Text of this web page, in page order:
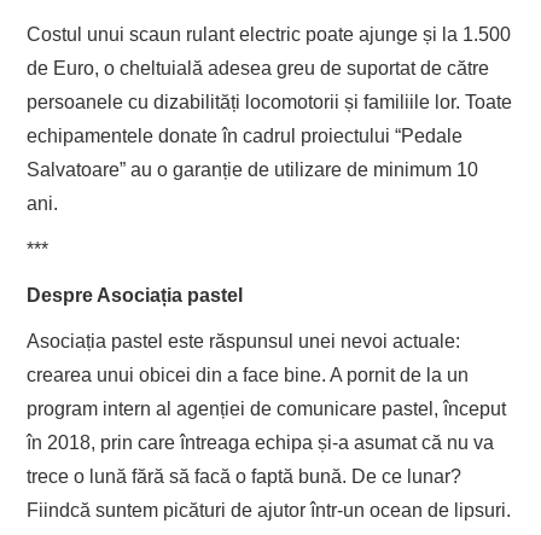
Costul unui scaun rulant electric poate ajunge și la 1.500
de Euro, o cheltuială adesea greu de suportat de către
persoanele cu dizabilități locomotorii și familiile lor. Toate
echipamentele donate în cadrul proiectului “Pedale
Salvatoare” au o garanție de utilizare de minimum 10
ani.
***
Despre Asociația pastel
Asociația pastel este răspunsul unei nevoi actuale:
crearea unui obicei din a face bine. A pornit de la un
program intern al agenției de comunicare pastel, început
în 2018, prin care întreaga echipa și-a asumat că nu va
trece o lună fără să facă o faptă bună. De ce lunar?
Fiindcă suntem picături de ajutor într-un ocean de lipsuri.